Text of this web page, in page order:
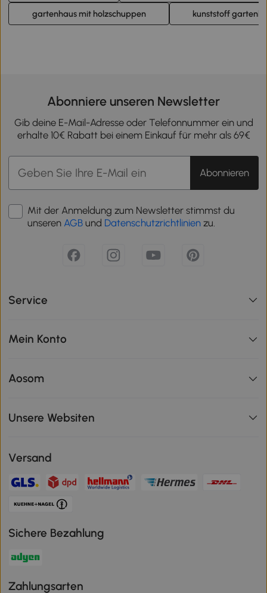
gartenhaus mit holzschuppen kunststoff
Abonniere unseren Newsletter
Gib deine E-Mail-Adresse oder Telefonnummer ein und
erhalte 10€ Rabatt bei einem Einkauf für mehr als 69€
Abonnieren
Mit der Anmeldung zum Newsletter stimmst du
unseren AGB und Datenschutzrichtlinien zu.
Service
Mein Konto
Aosom
Unsere Websiten
Versand
Sichere Bezahlung
Zahlungsarten